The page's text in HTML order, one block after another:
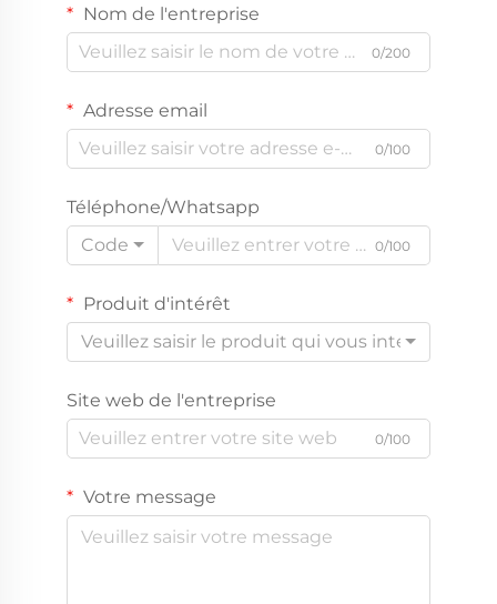
Nom de l'entreprise
0/200
Adresse email
0/100
Téléphone/Whatsapp
Code
0/100
Produit d'intérêt
Veuillez saisir le produit qui vous intéresse
Site web de l'entreprise
0/100
Votre message